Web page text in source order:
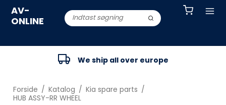
AV-
ONLINE
We ship all over europe
Forside / Katalog / Kia spare parts /
HUB ASSY-RR WHEEL